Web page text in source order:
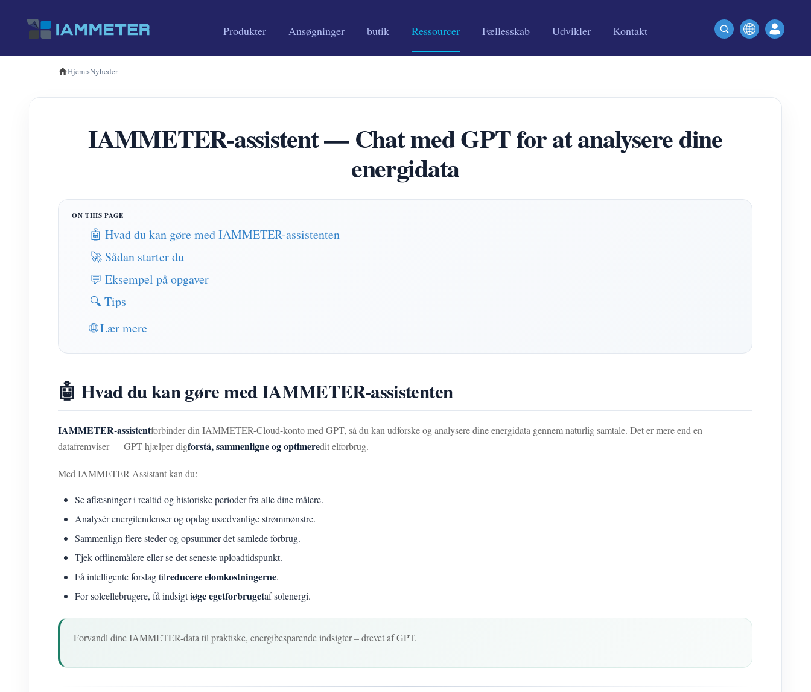
Produkter Ansøgninger butik Ressourcer Fællesskab Udvikler Kontakt
Hjem>Nyheder
IAMMETER-assistent — Chat med GPT for at analysere dine
energidata
🤖 Hvad du kan gøre med IAMMETER-assistenten
🚀 Sådan starter du
💬 Eksempel på opgaver
🔍 Tips
🌐 Lær mere
🤖 Hvad du kan gøre med IAMMETER-assistenten
IAMMETER-assistentforbinder din IAMMETER-Cloud-konto med GPT, så du kan udforske og analysere dine energidata gennem naturlig samtale. Det er mere end en
datafremviser — GPT hjælper digforstå, sammenligne og optimeredit elforbrug.
Med IAMMETER Assistant kan du:
Se aflæsninger i realtid og historiske perioder fra alle dine målere.
Analysér energitendenser og opdag usædvanlige strømmønstre.
Sammenlign flere steder og opsummer det samlede forbrug.
Tjek offlinemålere eller se det seneste uploadtidspunkt.
Få intelligente forslag tilreducere elomkostningerne.
For solcellebrugere, få indsigt iøge egetforbrugetaf solenergi.
Forvandl dine IAMMETER-data til praktiske, energibesparende indsigter – drevet af GPT.